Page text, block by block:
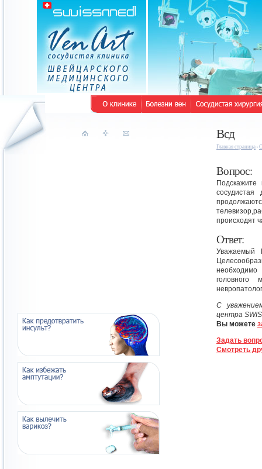
Всд
Главная страница
Вопрос:
Подскажите
сосудистая
происходят
Ответ:
Уважаемый
головного
С
центра
Вы можете
Задать
Смотреть